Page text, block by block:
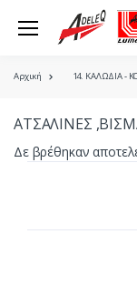
Αρχική 14. ΚΑΛΩΔΙΑ -
ΑΤΣΑΛΙΝΕΣ
Δε βρέθηκαν